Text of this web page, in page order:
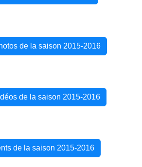
de la saison 2015-2016
de la saison 2015-2016
de la saison 2015-2016